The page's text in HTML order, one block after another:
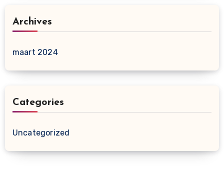
Archives
maart 2024
Categories
Uncategorized